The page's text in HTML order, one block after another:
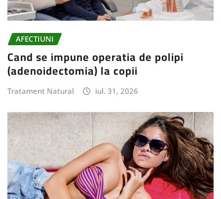
AFECTIUNI
Cand se impune operatia de polipi
(adenoidectomia) la copii
Tratament Natural iul. 31, 2026